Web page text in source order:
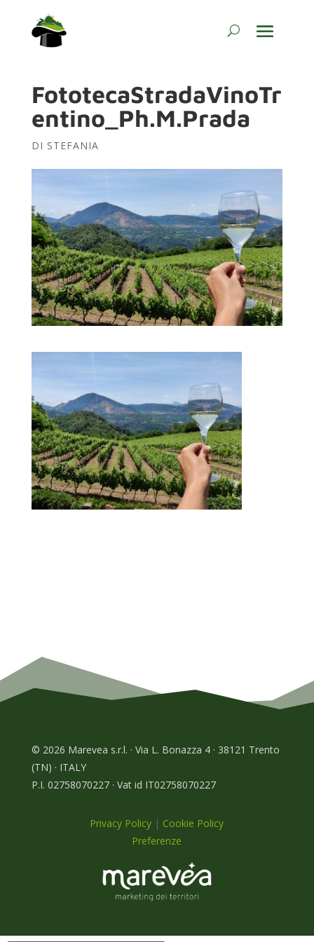
FototecaStradaVinoTr
entino_Ph.M.Prada
DI STEFANIA
© 2026 Marevea s.r.l. · Via L. Bonazza 4 · 38121 Trento
(TN) · ITALY
P.I. 02758070227 · Vat id IT02758070227
Privacy Policy | Cookie Policy
Preferenze